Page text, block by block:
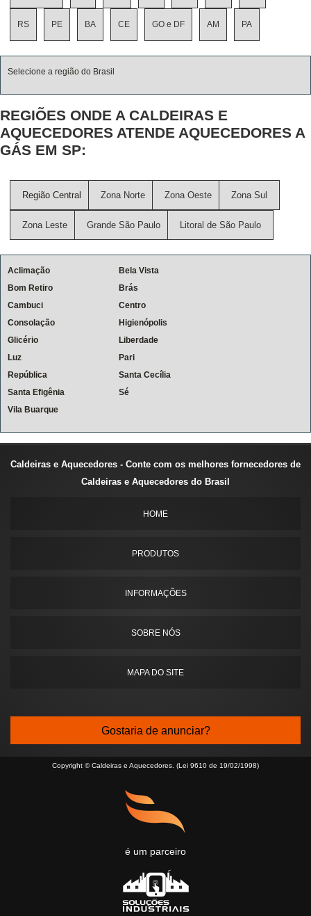
RS PE BA CE GO e DF AM PA
Selecione a região do Brasil
REGIÕES ONDE A CALDEIRAS E
AQUECEDORES ATENDE AQUECEDORES A
GÁS EM SP:
Região Central Zona Norte Zona Oeste Zona Sul
Zona Leste Grande São Paulo Litoral de São Paulo
Aclimação
Bela Vista
Bom Retiro
Brás
Cambuci
Centro
Consolação
Higienópolis
Glicério
Liberdade
Luz
Pari
República
Santa Cecília
Santa Efigênia
Sé
Vila Buarque
Caldeiras e Aquecedores - Conte com os melhores fornecedores de
Caldeiras e Aquecedores do Brasil
HOME
PRODUTOS
INFORMAÇÕES
SOBRE NÓS
MAPA DO SITE
Gostaria de anunciar?
Copyright © Caldeiras e Aquecedores. (Lei 9610 de 19/02/1998)
é um parceiro